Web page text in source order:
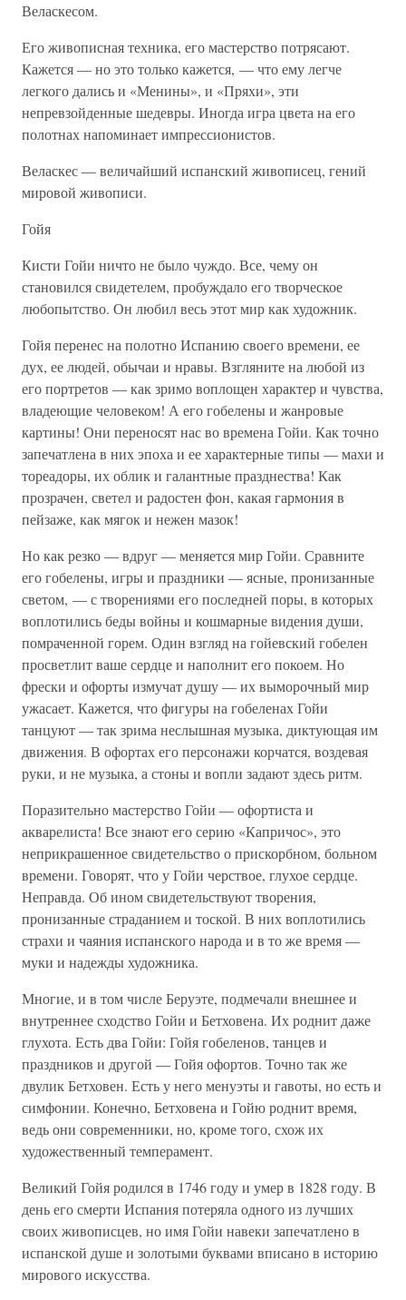
Веласкесом.
Его живописная техника, его мастерство потрясают.
Кажется — но это только кажется, — что ему легче
легкого дались и «Менины», и «Пряхи», эти
непревзойденные шедевры. Иногда игра цвета на его
полотнах напоминает импрессионистов.
Веласкес — величайший испанский живописец, гений
мировой живописи.
Гойя
Кисти Гойи ничто не было чуждо. Все, чему он
становился свидетелем, пробуждало его творческое
любопытство. Он любил весь этот мир как художник.
Гойя перенес на полотно Испанию своего времени, ее
дух, ее людей, обычаи и нравы. Взгляните на любой из
его портретов — как зримо воплощен характер и чувства,
владеющие человеком! А его гобелены и жанровые
картины! Они переносят нас во времена Гойи. Как точно
запечатлена в них эпоха и ее характерные типы — махи и
тореадоры, их облик и галантные празднества! Как
прозрачен, светел и радостен фон, какая гармония в
пейзаже, как мягок и нежен мазок!
Но как резко — вдруг — меняется мир Гойи. Сравните
его гобелены, игры и праздники — ясные, пронизанные
светом, — с творениями его последней поры, в которых
воплотились беды войны и кошмарные видения души,
помраченной горем. Один взгляд на гойевский гобелен
просветлит ваше сердце и наполнит его покоем. Но
фрески и офорты измучат душу — их выморочный мир
ужасает. Кажется, что фигуры на гобеленах Гойи
танцуют — так зрима неслышная музыка, диктующая им
движения. В офортах его персонажи корчатся, воздевая
руки, и не музыка, а стоны и вопли задают здесь ритм.
Поразительно мастерство Гойи — офортиста и
акварелиста! Все знают его серию «Капричос», это
неприкрашенное свидетельство о прискорбном, больном
времени. Говорят, что у Гойи черствое, глухое сердце.
Неправда. Об ином свидетельствуют творения,
пронизанные страданием и тоской. В них воплотились
страхи и чаяния испанского народа и в то же время —
муки и надежды художника.
Многие, и в том числе Беруэте, подмечали внешнее и
внутреннее сходство Гойи и Бетховена. Их роднит даже
глухота. Есть два Гойи: Гойя гобеленов, танцев и
праздников и другой — Гойя офортов. Точно так же
двулик Бетховен. Есть у него менуэты и гавоты, но есть и
симфонии. Конечно, Бетховена и Гойю роднит время,
ведь они современники, но, кроме того, схож их
художественный темперамент.
Великий Гойя родился в 1746 году и умер в 1828 году. В
день его смерти Испания потеряла одного из лучших
своих живописцев, но имя Гойи навеки запечатлено в
испанской душе и золотыми буквами вписано в историю
мирового искусства.